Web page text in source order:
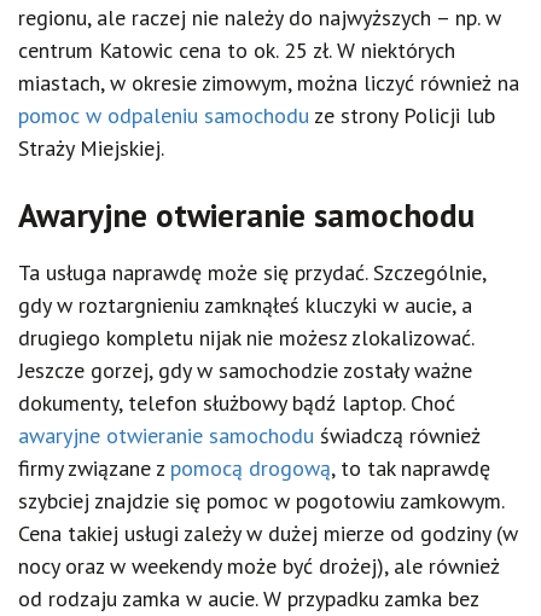
regionu, ale raczej nie należy do najwyższych – np. w
centrum Katowic cena to ok. 25 zł. W niektórych
miastach, w okresie zimowym, można liczyć również na
pomoc w odpaleniu samochodu ze strony Policji lub
Straży Miejskiej.
Awaryjne otwieranie samochodu
Ta usługa naprawdę może się przydać. Szczególnie,
gdy w roztargnieniu zamknąłeś kluczyki w aucie, a
drugiego kompletu nijak nie możesz zlokalizować.
Jeszcze gorzej, gdy w samochodzie zostały ważne
dokumenty, telefon służbowy bądź laptop. Choć
awaryjne otwieranie samochodu świadczą również
firmy związane z pomocą drogową, to tak naprawdę
szybciej znajdzie się pomoc w pogotowiu zamkowym.
Cena takiej usługi zależy w dużej mierze od godziny (w
nocy oraz w weekendy może być drożej), ale również
od rodzaju zamka w aucie. W przypadku zamka bez